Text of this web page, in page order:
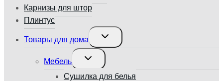
Карнизы для штор
Плинтус
Товары для дома
Переключить
дочернее
меню
Мебель
Переключить
дочернее
Сушилка для белья